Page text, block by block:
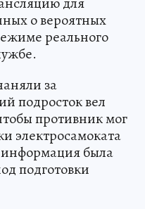
о вероятных
реального
за
подросток вел
противник мог
электросамоката
была
подготовки